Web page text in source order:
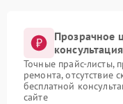
Прозрачное
консультация
Точные прайс-листы,
ремонта, отсутствие
бесплатной
сайте